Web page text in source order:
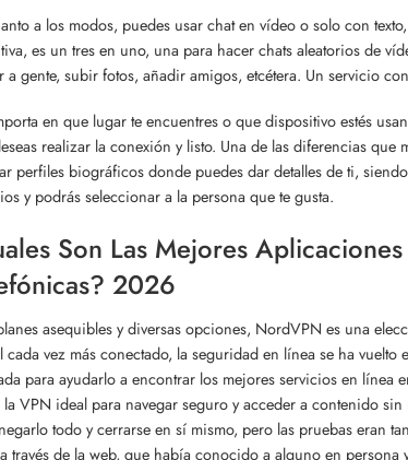
a los modos, puedes usar chat en vídeo o solo con
es un tres en uno, una para hacer chats aleatorios de
a gente, subir fotos, añadir amigos, etcétera. Un servicio
en que lugar te encuentres o que dispositivo estés
realizar la conexión y listo. Una de las diferencias
perfiles biográficos donde puedes dar detalles de ti,
y podrás seleccionar a la persona que te gusta.
Son Las Mejores
2026
asequibles y diversas opciones, NordVPN es una
cada vez más conectado, la seguridad en línea se ha
para ayudarlo a encontrar los mejores servicios en
VPN ideal para navegar seguro y acceder a contenido
todo y cerrarse en sí mismo, pero las pruebas eran
través de la web, que había conocido a alguno en persona